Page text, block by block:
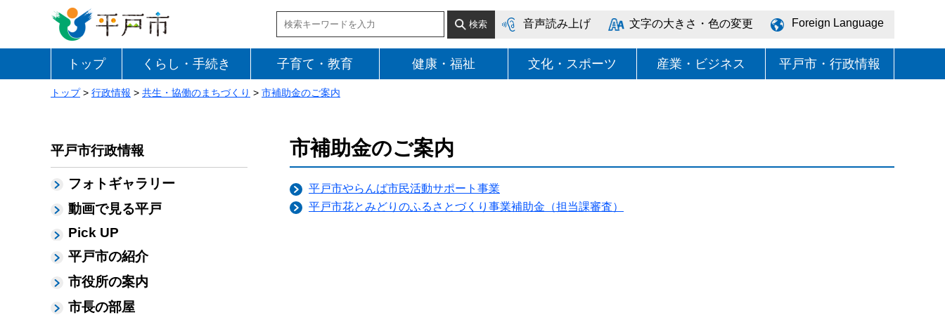
音声読み上げ 文字の大きさ・色の変更 Foreign Language
トップ くらし・手続き 子育て・教育 健康・福祉 文化・スポーツ 産業・ビジネス 平戸市・行政情報
トップ> 行政情報 > 共生・協働のまちづくり > 市補助金のご案内
平戸市行政情報
フォトギャラリー
動画で見る平戸
Pick UP
平戸市の紹介
市役所の案内
市長の部屋
市補助金のご案内
平戸市やらんば市民活動サポート事業
平戸市花とみどりのふるさとづくり事業補助金（担当課審査）